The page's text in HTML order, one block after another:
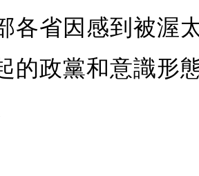
各省因感到被渥
的政黨和意識形